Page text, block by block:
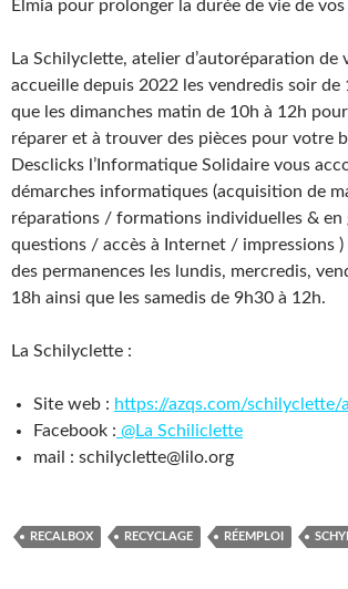
Elmia pour prolonger la durée de vie de
La Schilyclette, atelier d’autoréparation de
accueille depuis 2022 les vendredis soir de
que les dimanches matin de 10h à 12h
réparer et à trouver des pièces pour votre
Desclicks l’Informatique Solidaire vous
démarches informatiques (acquisition de
réparations / formations individuelles & en
questions / accès à Internet / impressions
des permanences les lundis, mercredis,
18h ainsi que les samedis de 9h30 à 12h.
La Schilyclette :
Site web : https://azqs.com/schilyclette/
Facebook : @La Schiliclette
mail : schilyclette@lilo.org
RECALBOX RECYCLAGE RÉEMPLOI